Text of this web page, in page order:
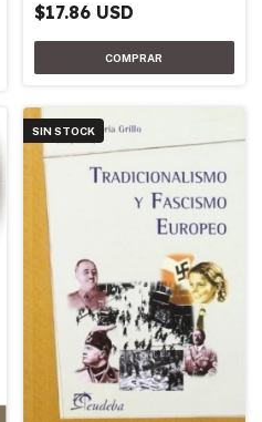
$17.86 USD
SIN STOCK